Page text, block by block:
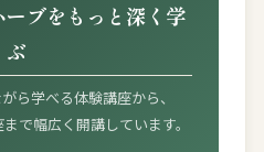
ブをもっと深く学
ぶ
ら学べる体験講座から、
で幅広く開講しています。